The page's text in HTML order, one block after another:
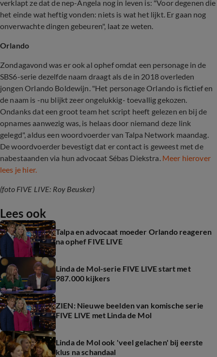
verklapt ze dat de nep-Angela nog in leven is: "Voor degenen die
het einde wat heftig vonden: niets is wat het lijkt. Er gaan nog
onverwachte dingen gebeuren", laat ze weten.
Orlando
Zondagavond was er ook al ophef omdat een personage in de
SBS6-serie dezelfde naam draagt als de in 2018 overleden
jongen Orlando Boldewijn. "Het personage Orlando is fictief en
de naam is -nu blijkt zeer ongelukkig- toevallig gekozen.
Ondanks dat een groot team het script heeft gelezen en bij de
opnames aanwezig was, is helaas door niemand deze link
gelegd", aldus een woordvoerder van Talpa Network maandag.
De woordvoerder bevestigt dat er contact is geweest met de
nabestaanden via hun advocaat Sébas Diekstra. Meer hierover
lees je hier.
(foto FIVE LIVE: Roy Beusker)
Lees ook
Talpa en advocaat moeder Orlando reageren
na ophef FIVE LIVE
Linda de Mol-serie FIVE LIVE start met
987.000 kijkers
ZIEN: Nieuwe beelden van komische serie
FIVE LIVE met Linda de Mol
Linda de Mol ook 'veel gelachen' bij eerste
klus na schandaal